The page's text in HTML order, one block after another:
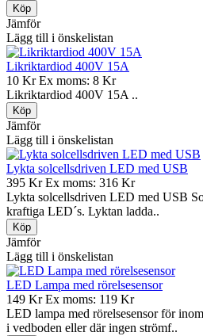
Jämför
Lägg till i önskelistan
Likriktardiod 400V 15A
10 KrEx moms: 8 Kr
Likriktardiod 400V 15A ..
Jämför
Lägg till i önskelistan
Lykta solcellsdriven LED med USB
395 KrEx moms: 316 Kr
Lykta solcellsdriven LED med USB
kraftiga LED´s. Lyktan ladda..
Jämför
Lägg till i önskelistan
LED Lampa med rörelsesensor
149 KrEx moms: 119 Kr
LED lampa med rörelsesensor för
i vedboden eller där ingen strömf..